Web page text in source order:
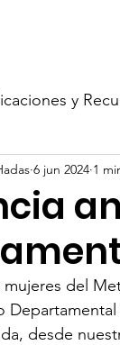
y
6 jun 2024 1
del
desde